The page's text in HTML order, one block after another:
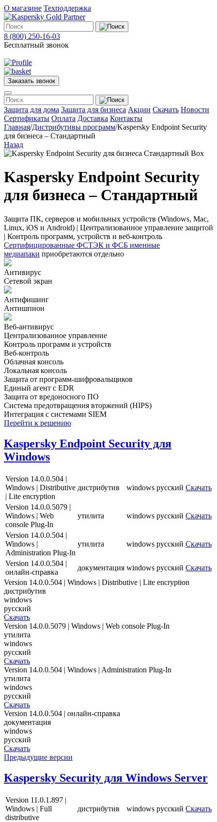
О магазине Техподдержка
8 (800) 250-16-03
Бесплатный звонок
Заказать звонок
Меню
Защита
для
дома
Защита
бизнеса
О
Техподдержка
Акции
Скачать
Новости
Сертификаты
Оплата
Доставка
Контакты
8
(800)
250-
16-
03
info@store-
kaspersky.ru
Защита для дома Защита для бизнеса Акции Скачать Новости
Сертификаты Оплата Доставка Контакты
Главная/Дистрибутивы программ/Kaspersky Endpoint Security
для бизнеса – Стандартный
Назад
Kaspersky Endpoint Security
для бизнеса – Стандартный
Защита ПК, серверов и мобильных устройств (Windows, Mac,
Linux, iOS и Android) | Централизованное управление защитой
| Контроль программ, устройств и веб-контроль
Сертифицированные ФСТЭК и ФСБ именные
медиапаки приобретаются отдельно
Антивирус
Сетевой экран
Антифишинг
Антишпион
Веб-антивирус
Централизованное управление
Контроль программ и устройств
Веб-контроль
Облачная консоль
Локальная консоль
Защита от программ-шифровальщиков
Единый агент с EDR
Защита от вредоносного ПО
Система предотвращения вторжений (HIPS)
Интеграция с системами SIEM
Перейти к решению
Kaspersky Endpoint Security для
Windows
Version 14.0.0.504 |
Windows | Distributive
| Lite encryption
дистрибутив windows русский Скачать
Version 14.0.0.5079 |
Windows | Web
console Plug-In
утилита windows русский Скачать
Version 14.0.0.504 |
Windows |
Administration Plug-In
утилита windows русский Скачать
Version 14.0.0.504 |
онлайн-справка
документация windows русский Скачать
Version 14.0.0.504 | Windows | Distributive | Lite encryption
дистрибутив
windows
русский
Скачать
Version 14.0.0.5079 | Windows | Web console Plug-In
утилита
windows
русский
Скачать
Version 14.0.0.504 | Windows | Administration Plug-In
утилита
windows
русский
Скачать
Version 14.0.0.504 | онлайн-справка
документация
windows
русский
Скачать
Предыдущие версии
Kaspersky Security для Windows Server
Version 11.0.1.897 |
Windows | Full
distributive
дистрибутив windows русский Скачать